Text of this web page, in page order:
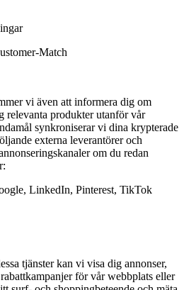
Match
vi även att informera dig om
relevanta produkter utanför vår
synkroniserar vi dina krypterade
externa leverantörer och
om du redan
LinkedIn, Pinterest, TikTok
tjänster kan vi visa dig annonser,
för vår webbplats eller